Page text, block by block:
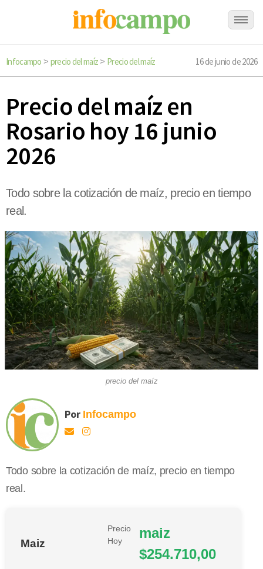
Infocampo > precio del maíz> Precio del maíz 16 de junio de 2026
Precio del maíz en
Rosario hoy 16 junio
2026
Todo sobre la cotización de maíz, precio en tiempo
real.
precio del maíz
Por Infocampo
Todo sobre la cotización de maíz, precio en tiempo
real.
Maiz
Precio
Hoy
maiz
$254.710,00